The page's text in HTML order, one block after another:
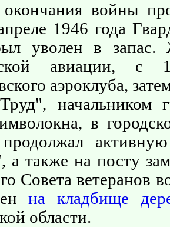
войны
1946 года
уволен в запас.
авиации, с
аэроклуба,
начальником
в
а также на посту
Совета ветеранов
на кладбище
области.